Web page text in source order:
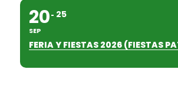
20
SEP
25
FERIA Y FIESTAS 2026 (FIESTAS